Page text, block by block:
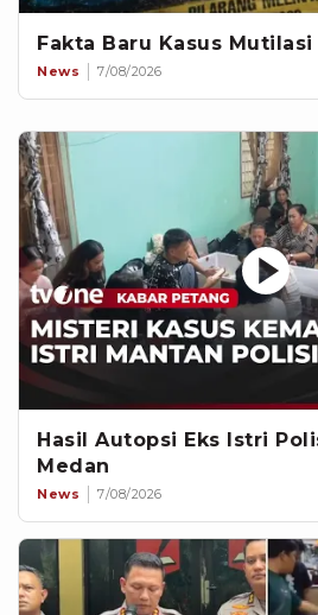
Fakta Baru Kasus
News 7/08/2026
Hasil Autopsi Eks Istri
Medan
News 7/08/2026